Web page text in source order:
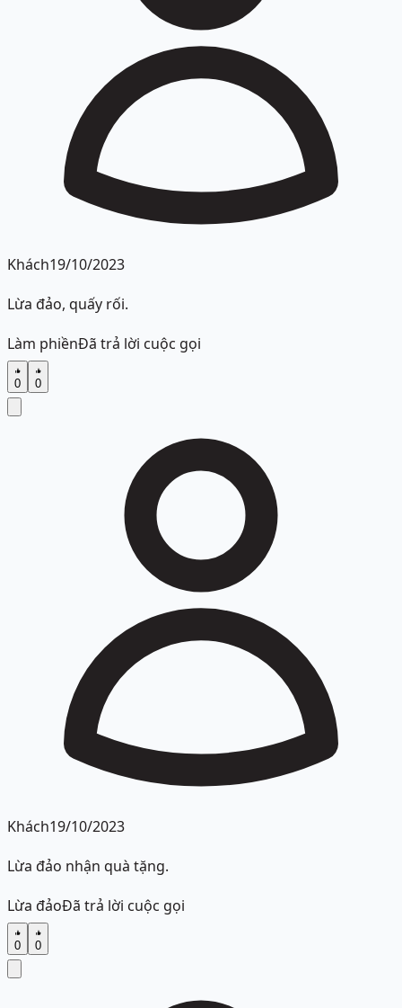
Khách19/10/2023
Lừa đảo, quấy rối.
Làm phiềnĐã trả lời cuộc gọi
0 0
Khách19/10/2023
Lừa đảo nhận quà tặng.
Lừa đảoĐã trả lời cuộc gọi
0 0